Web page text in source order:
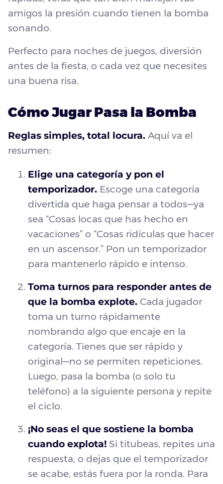
amigos la presión cuando tienen la bomba
sonando.
Perfecto para noches de juegos, diversión
antes de la fiesta, o cada vez que necesites
una buena risa.
Cómo Jugar Pasa la Bomba
Reglas simples, total locura. Aquí va el
resumen:
Elige una categoría y pon el
temporizador. Escoge una categoría
divertida que haga pensar a todos—ya
sea “Cosas locas que has hecho en
vacaciones” o “Cosas ridículas que hacer
en un ascensor.” Pon un temporizador
para mantenerlo rápido e intenso.
Toma turnos para responder antes de
que la bomba explote. Cada jugador
toma un turno rápidamente
nombrando algo que encaje en la
categoría. Tienes que ser rápido y
original—no se permiten repeticiones.
Luego, pasa la bomba (o solo tu
teléfono) a la siguiente persona y repite
el ciclo.
¡No seas el que sostiene la bomba
cuando explota! Si titubeas, repites una
respuesta, o dejas que el temporizador
se acabe, estás fuera por la ronda. Para